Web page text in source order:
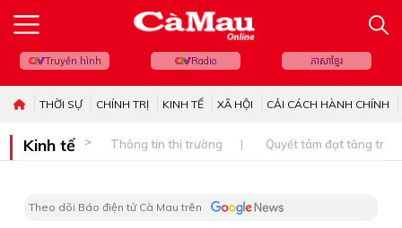
Truyền hình Radio ភាសាខ្មែរ
THỜI SỰ CHÍNH TRỊ KINH TẾ XÃ HỘI CẢI CÁCH HÀNH CHÍNH
Kinh tế Thông tin thị trường Quyết tâm đạt tăng
Theo dõi Báo điện tử Cà Mau trên